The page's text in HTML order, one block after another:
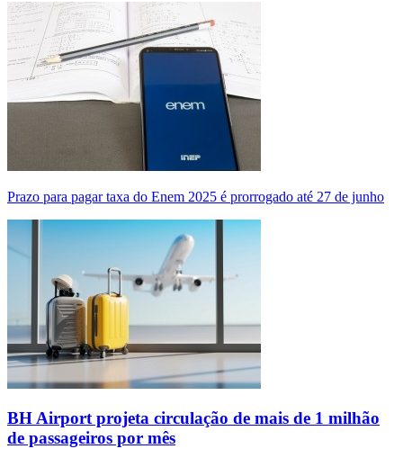
Prazo para pagar taxa do Enem 2025 é prorrogado até 27 de junho
BH Airport projeta circulação de mais de 1 milhão
de passageiros por mês